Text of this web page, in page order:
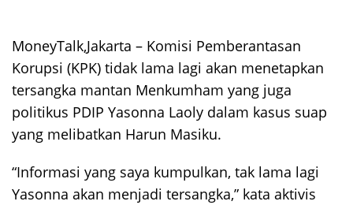
MoneyTalk,Jakarta – Komisi Pemberantasan
Korupsi (KPK) tidak lama lagi akan menetapkan
tersangka mantan Menkumham yang juga
politikus PDIP Yasonna Laoly dalam kasus suap
yang melibatkan Harun Masiku.
“Informasi yang saya kumpulkan, tak lama lagi
Yasonna akan menjadi tersangka,” kata aktivis